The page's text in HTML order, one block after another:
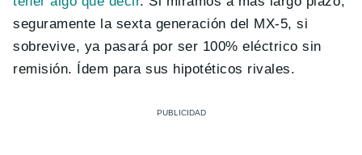
seguramente la sexta generación del MX-5, si
sobrevive, ya pasará por ser 100% eléctrico sin
remisión. Ídem para sus hipotéticos rivales.